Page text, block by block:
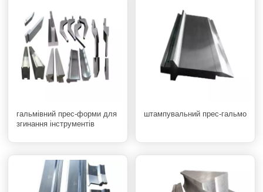
гальмівний прес-форми для
згинання інструментів
штампувальний прес-гальмо